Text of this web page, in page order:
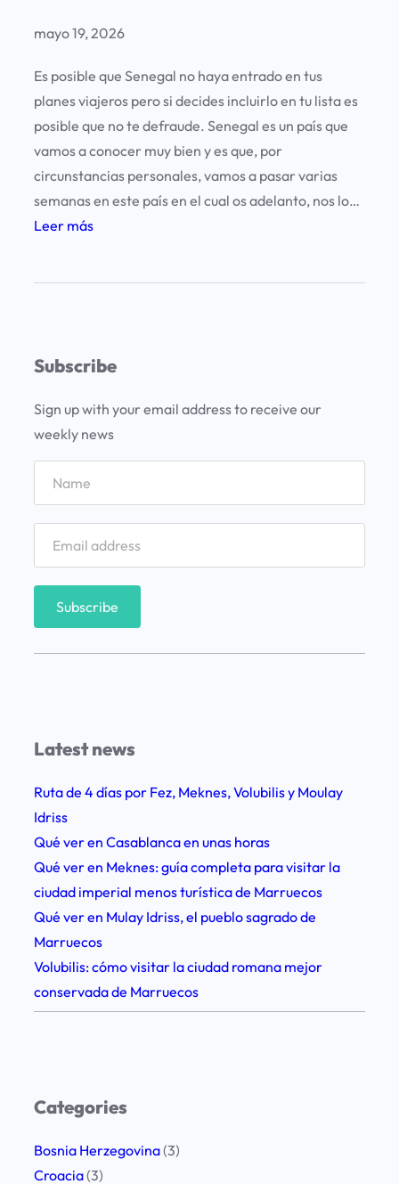
mayo 19, 2026
Es posible que Senegal no haya entrado en tus
planes viajeros pero si decides incluirlo en tu lista es
posible que no te defraude. Senegal es un país que
vamos a conocer muy bien y es que, por
circunstancias personales, vamos a pasar varias
semanas en este país en el cual os adelanto, nos lo…
Leer más:
r
g
a
e
n
f
l
a
1
0
c
o
n
s
e
r
a
Subscribe
Sign up with your email address to receive our
weekly news
Latest news
Ruta de 4 días por Fez, Meknes, Volubilis y Moulay
Idriss
Qué ver en Casablanca en unas horas
Qué ver en Meknes: guía completa para visitar la
ciudad imperial menos turística de Marruecos
Qué ver en Mulay Idriss, el pueblo sagrado de
Marruecos
Volubilis: cómo visitar la ciudad romana mejor
conservada de Marruecos
Categories
Bosnia Herzegovina(3)
Croacia(3)